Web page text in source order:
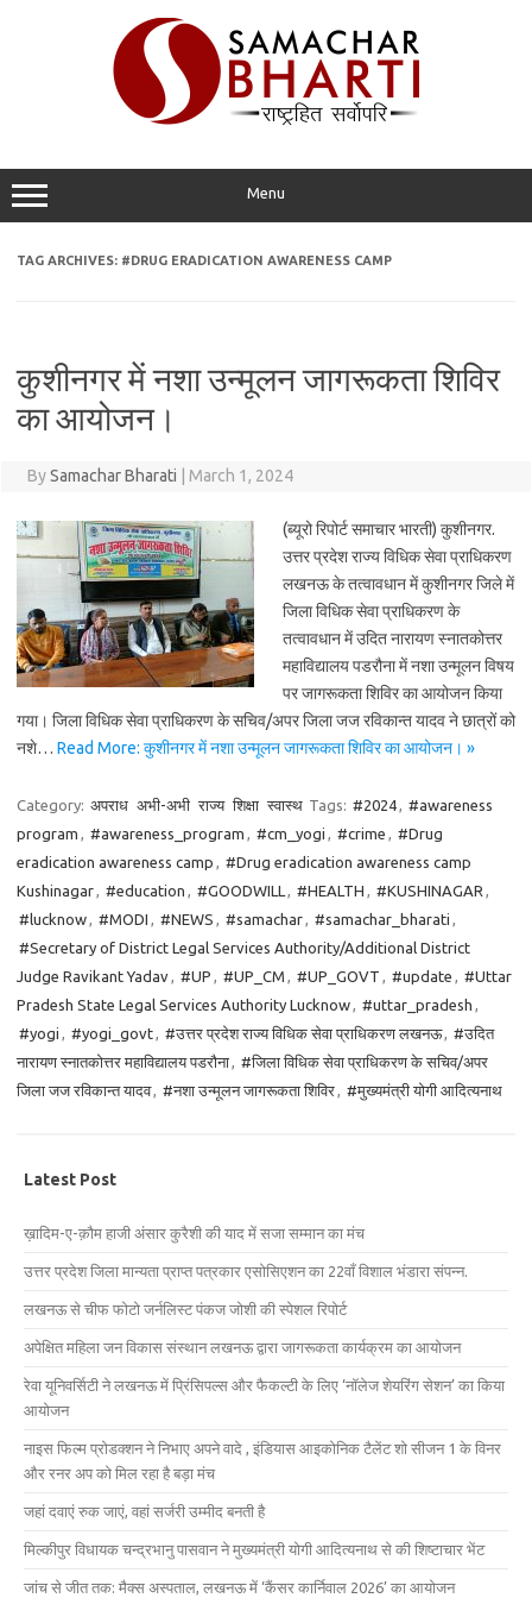
Menu
TAG ARCHIVES: #DRUG ERADICATION AWARENESS CAMP
कुशीनगर में नशा उन्मूलन जागरूकता शिविर
का आयोजन।
BySamachar Bharati March 1, 2024
(ब्यूरो रिपोर्ट समाचार भारती) कुशीनगर.
उत्तर प्रदेश राज्य विधिक सेवा प्राधिकरण
लखनऊ के तत्वावधान में कुशीनगर जिले में
जिला विधिक सेवा प्राधिकरण के
तत्वावधान में उदित नारायण स्नातकोत्तर
महाविद्यालय पडरौना में नशा उन्मूलन विषय
पर जागरूकता शिविर का आयोजन किया
गया। जिला विधिक सेवा प्राधिकरण के सचिव/अपर जिला जज रविकान्त यादव ने छात्रों को
नशे… Read More: कुशीनगर में नशा उन्मूलन जागरूकता शिविर का आयोजन। »
Category: अपराध अभी-अभी राज्य शिक्षा स्वास्थ Tags: #2024, #awareness
program , #awareness_program , #cm_yogi , #crime , #Drug
eradication awareness camp , #Drug eradication awareness camp
Kushinagar, #education , #GOODWILL , #HEALTH , #KUSHINAGAR ,
#lucknow, #MODI , #NEWS , #samachar, #samachar_bharati ,
#Secretary of District Legal Services Authority/Additional District
Judge Ravikant Yadav, #UP , #UP_CM , #UP_GOVT , #update , #Uttar
Pradesh State Legal Services Authority Lucknow, #uttar_pradesh ,
#yogi , #yogi_govt, #उत्तर प्रदेश राज्य विधिक सेवा प्राधिकरण लखनऊ, #उदित
नारायण स्नातकोत्तर महाविद्यालय पडरौना, #जिला विधिक सेवा प्राधिकरण के सचिव/अपर
जिला जज रविकान्त यादव, #नशा उन्मूलन जागरूकता शिविर, #मुख्यमंत्री योगी आदित्यनाथ
Latest Post
ख़ादिम-ए-क़ौम हाजी अंसार कुरैशी की याद में सजा सम्मान का मंच
उत्तर प्रदेश जिला मान्यता प्राप्त पत्रकार एसोसिएशन का 22वाँ विशाल भंडारा संपन्न.
लखनऊ से चीफ फोटो जर्नलिस्ट पंकज जोशी की स्पेशल रिपोर्ट
अपेक्षित महिला जन विकास संस्थान लखनऊ द्वारा जागरूकता कार्यक्रम का आयोजन
रेवा यूनिवर्सिटी ने लखनऊ में प्रिंसिपल्स और फैकल्टी के लिए ‘नॉलेज शेयरिंग सेशन’ का किया
आयोजन
नाइस फिल्म प्रोडक्शन ने निभाए अपने वादे , इंडियास आइकोनिक टैलेंट शो सीजन 1 के विनर
और रनर अप को मिल रहा है बड़ा मंच
जहां दवाएं रुक जाएं, वहां सर्जरी उम्मीद बनती है
मिल्कीपुर विधायक चन्द्रभानु पासवान ने मुख्यमंत्री योगी आदित्यनाथ से की शिष्टाचार भेंट
जांच से जीत तक: मैक्स अस्पताल, लखनऊ में ‘कैंसर कार्निवाल 2026’ का आयोजन